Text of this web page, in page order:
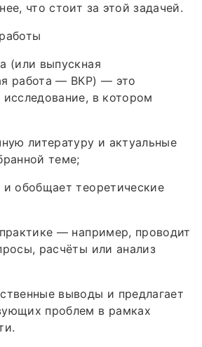
что стоит за этой задачей.
(или выпускная
работа — ВКР) — это
в котором
литературу и актуальные
теме;
и обобщает теоретические
— например, проводит
расчёты или анализ
выводы и предлагает
проблем в рамках